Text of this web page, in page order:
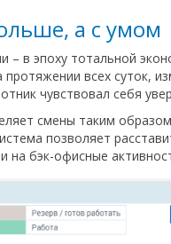
а с умом
– в эпоху тотальной
протяжении всех суток,
чувствовал себя
смены таким
позволяет
на бэк-офисные